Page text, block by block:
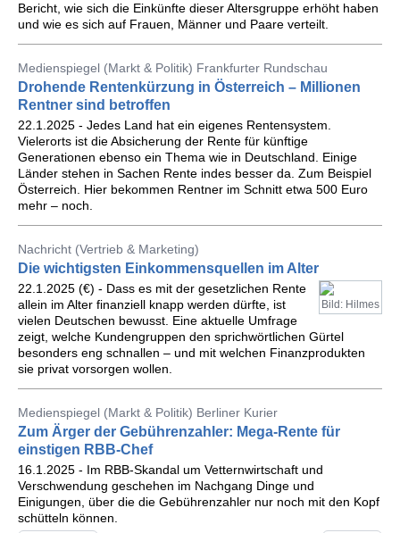
Bericht, wie sich die Einkünfte dieser Altersgruppe erhöht haben
und wie es sich auf Frauen, Männer und Paare verteilt.
Medienspiegel (Markt & Politik) Frankfurter Rundschau
Drohende Rentenkürzung in Österreich – Millionen
Rentner sind betroffen
22.1.2025 - Jedes Land hat ein eigenes Rentensystem.
Vielerorts ist die Absicherung der Rente für künftige
Generationen ebenso ein Thema wie in Deutschland. Einige
Länder stehen in Sachen Rente indes besser da. Zum Beispiel
Österreich. Hier bekommen Rentner im Schnitt etwa 500 Euro
mehr – noch.
Nachricht (Vertrieb & Marketing)
Die wichtigsten Einkommensquellen im Alter
Bild: Hilmes
22.1.2025 (€) - Dass es mit der gesetzlichen Rente
allein im Alter finanziell knapp werden dürfte, ist
vielen Deutschen bewusst. Eine aktuelle Umfrage
zeigt, welche Kundengruppen den sprichwörtlichen Gürtel
besonders eng schnallen – und mit welchen Finanzprodukten
sie privat vorsorgen wollen.
Medienspiegel (Markt & Politik) Berliner Kurier
Zum Ärger der Gebührenzahler: Mega-Rente für
einstigen RBB-Chef
16.1.2025 - Im RBB-Skandal um Vetternwirtschaft und
Verschwendung geschehen im Nachgang Dinge und
Einigungen, über die die Gebührenzahler nur noch mit den Kopf
schütteln können.